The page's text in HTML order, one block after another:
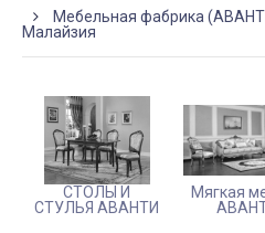
Мебельная фабрика
Малайзия
СТОЛЫ И
СТУЛЬЯ АВАНТИ
Мягкая